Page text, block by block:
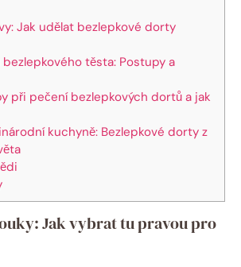
Jak udělat bezlepkové dorty
těsta: Postupy a
při pečení bezlepkových dortů a jak
kuchyně: Bezlepkové dorty z
Jak vybrat tu pravou pro